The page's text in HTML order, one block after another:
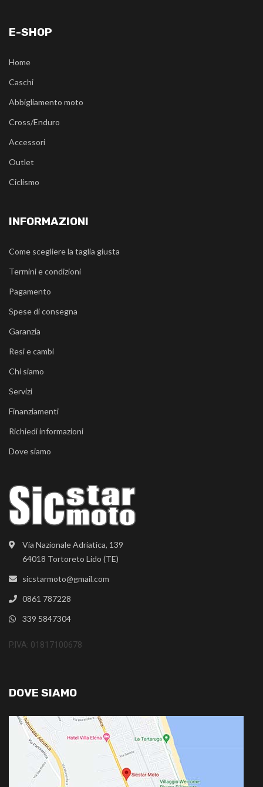
Via Nazionale Adriatica, 139
64018 Tortoreto Lido (TE)
sicstarmoto@gmail.com
0861 787228
339 5847304
P.IVA: 01817100678
E-SHOP
Home
Caschi
Abbigliamento moto
Cross/Enduro
Accessori
Outlet
Ciclismo
INFORMAZIONI
Come scegliere la taglia giusta
Termini e condizioni
Pagamento
Spese di consegna
Garanzia
Resi e cambi
Chi siamo
Servizi
Finanziamenti
Richiedi informazioni
Dove siamo
DOVE SIAMO